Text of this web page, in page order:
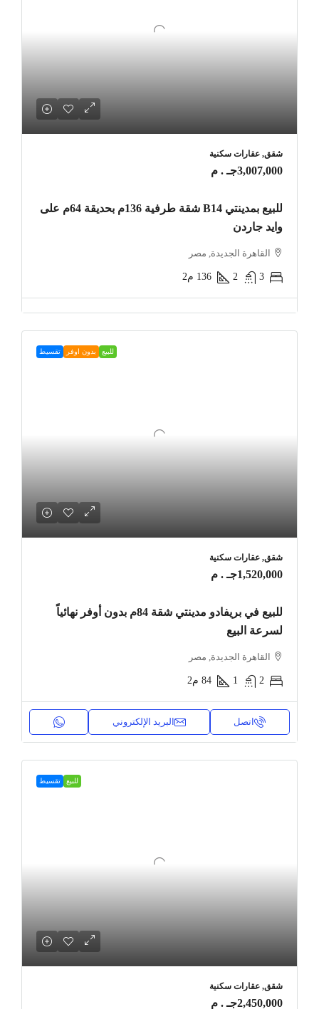
شقق, عقارات سكنية
3,007,000جـ . م
للبيع بمدينتي B14 شقة طرفية 136م بحديقة 64م على
وايد جاردن
القاهرة الجديدة, مصر
3
2
136 م2
للبيع بدون اوفر تقسيط
شقق, عقارات سكنية
1,520,000جـ . م
للبيع في بريفادو مدينتي شقة 84م بدون أوفر نهائياً
لسرعة البيع
القاهرة الجديدة, مصر
2
1
84 م2
اتصل البريد الإلكتروني
للبيع تقسيط
شقق, عقارات سكنية
2,450,000جـ . م